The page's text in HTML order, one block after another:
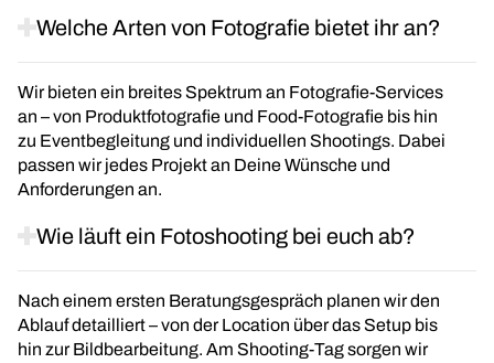
Welche Arten von Fotografie bietet ihr an?
Wir bieten ein breites Spektrum an Fotografie-Services
an – von Produktfotografie und Food-Fotografie bis hin
zu Eventbegleitung und individuellen Shootings. Dabei
passen wir jedes Projekt an Deine Wünsche und
Anforderungen an.
Wie läuft ein Fotoshooting bei euch ab?
Nach einem ersten Beratungsgespräch planen wir den
Ablauf detailliert – von der Location über das Setup bis
hin zur Bildbearbeitung. Am Shooting-Tag sorgen wir